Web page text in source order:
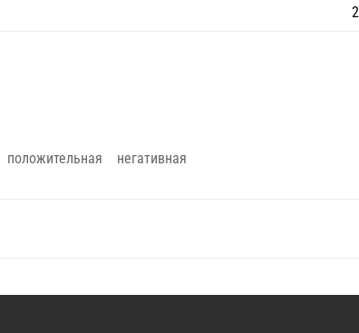
положительная негативная